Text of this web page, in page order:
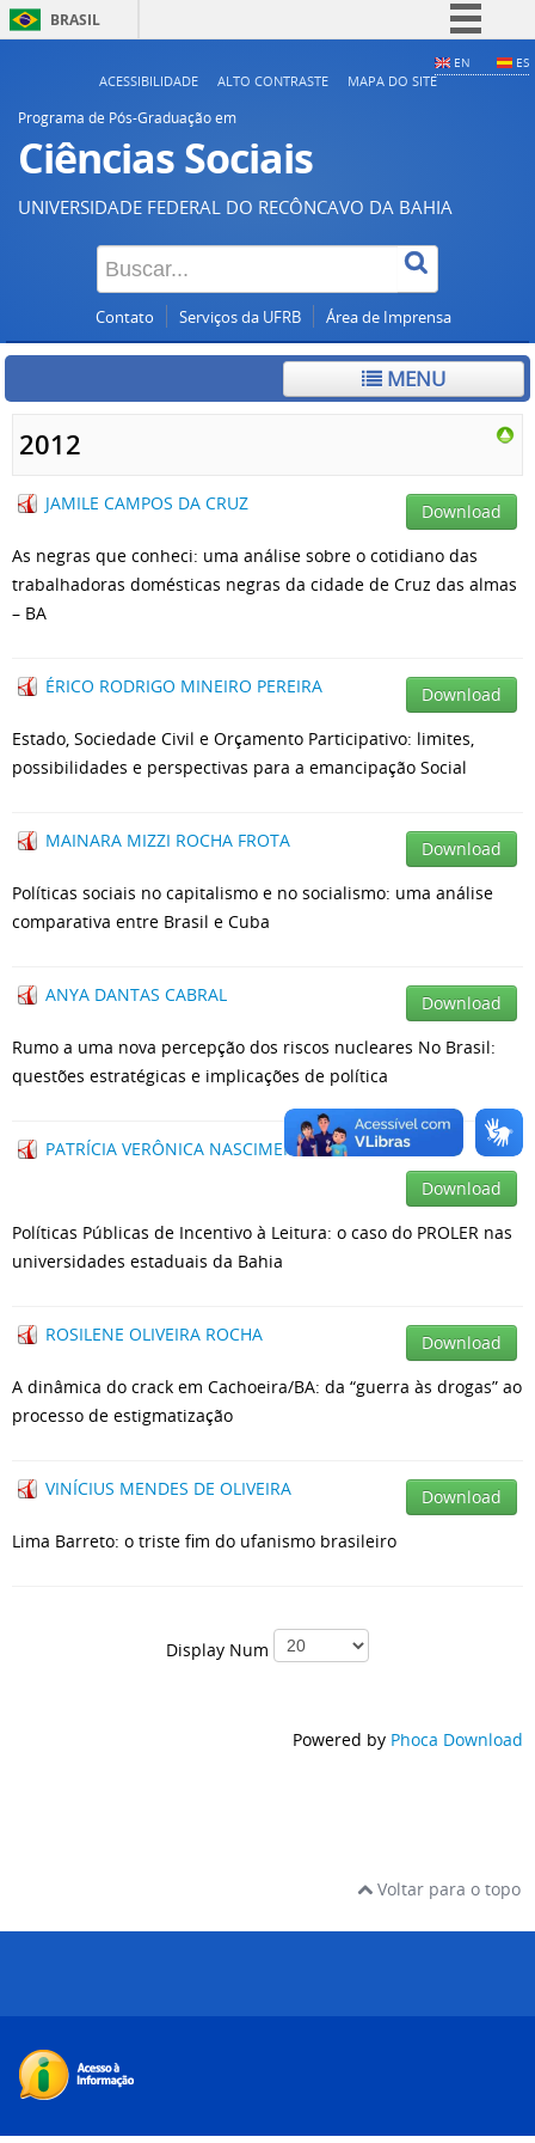
BRASIL
Acesso à informação
Legislação
Canais
EN ES
ACESSIBILIDADE ALTO CONTRASTE MAPA DO SITE
Programa de Pós-Graduação em
Ciências Sociais
UNIVERSIDADE FEDERAL DO RECÔNCAVO DA BAHIA
Contato Serviços da UFRB Área de Imprensa
MENU
2012
JAMILE CAMPOS DA CRUZ
Download
As negras que conheci: uma análise sobre o cotidiano das
trabalhadoras domésticas negras da cidade de Cruz das almas
– BA
ÉRICO RODRIGO MINEIRO PEREIRA
Download
Estado, Sociedade Civil e Orçamento Participativo: limites,
possibilidades e perspectivas para a emancipação Social
MAINARA MIZZI ROCHA FROTA
Download
Políticas sociais no capitalismo e no socialismo: uma análise
comparativa entre Brasil e Cuba
ANYA DANTAS CABRAL
Download
Rumo a uma nova percepção dos riscos nucleares No Brasil:
questões estratégicas e implicações de política
PATRÍCIA VERÔNICA NASCIMENTO DIAS FERNANDES
Download
Políticas Públicas de Incentivo à Leitura: o caso do PROLER nas
universidades estaduais da Bahia
ROSILENE OLIVEIRA ROCHA
Download
A dinâmica do crack em Cachoeira/BA: da “guerra às drogas” ao
processo de estigmatização
VINÍCIUS MENDES DE OLIVEIRA
Download
Lima Barreto: o triste fim do ufanismo brasileiro
Display Num
Powered by Phoca Download
Voltar para o topo